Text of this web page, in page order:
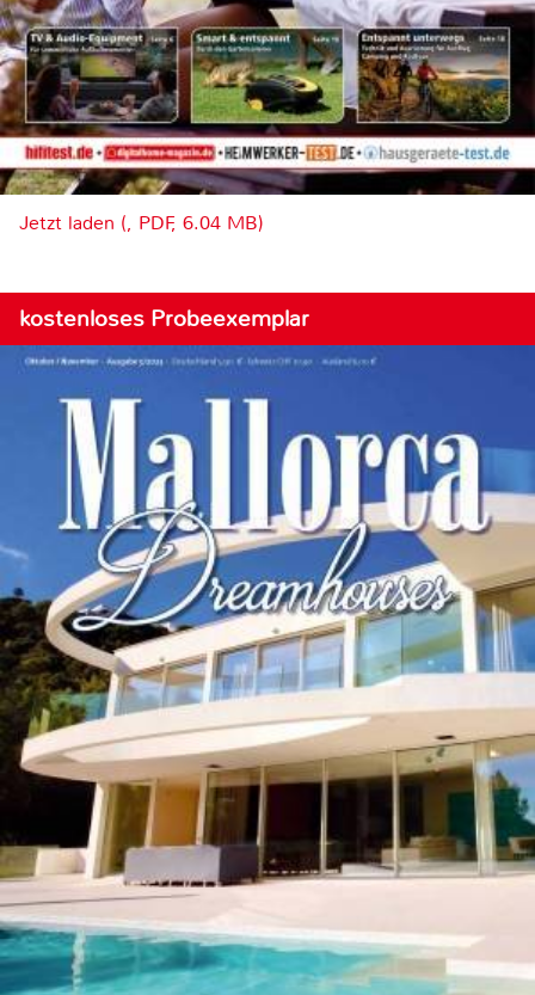
Jetzt laden (, PDF, 6.04 MB)
kostenloses Probeexemplar